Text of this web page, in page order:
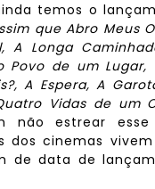
temos o
que Abro Meus
A Longa
Povo de um Lugar,
A Espera, A
Vidas de um
não estrear
dos cinemas
de data de